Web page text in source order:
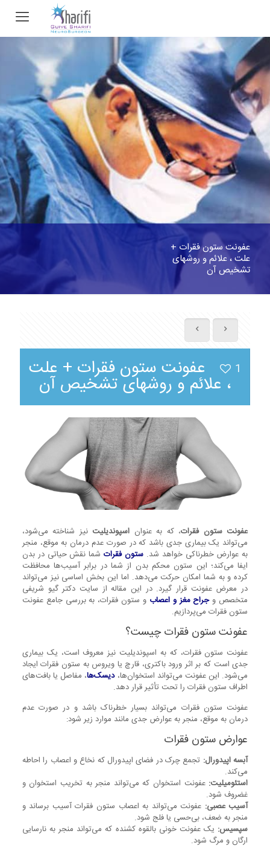
عفونت ستون فقرات +
علت ، علائم و روشهای
تشخیص آن
1 عفونت ستون فقرات + علت
، علائم و روشهای تشخیص آن
عفونت ستون فقرات، که به عنوان اسپوندیلیت نیز شناخته می‌شود،
می‌تواند یک بیماری جدی باشد که در صورت عدم درمان به موقع، منجر
به عوارض خطرناکی خواهد شد.ستون فقراتشما نقش حیاتی در بدن
ایفا می‌کند؛ این ستون محکم بدن از شما در برابر آسیب‌ها محافظت
کرده و به شما امکان حرکت می‌دهد. اما این بخش اساسی نیز می‌تواند
در معرض عفونت قرار گیرد. در این مقاله از سایت دکتر گیو شریفی
متخصص وجراح مغز و اعصاب و ستون فقرات، به بررسی جامع عفونت
ستون فقرات می‌پردازیم.
عفونت ستون فقرات چیست؟
عفونت ستون فقرات، که به اسپوندیلیت نیز معروف است، یک بیماری
جدی است که بر اثر ورود باکتری، قارچ یا ویروس به ستون فقرات ایجاد
می‌شود. این عفونت می‌تواند استخوان‌ها،دیسک‌ها، مفاصل یا بافت‌های
اطراف ستون فقرات را تحت تأثیر قرار دهد.
عفونت ستون فقرات می‌تواند بسیار خطرناک باشد و در صورت عدم
درمان به موقع، منجر به عوارض جدی مانند موارد زیر شود:
عوارض ستون فقرات
آبسه اپیدورال: تجمع چرک در فضای اپیدورال که نخاع و اعصاب را احاطه
می‌کند.
استئومیلیت: عفونت استخوان که می‌تواند منجر به تخریب استخوان و
غضروف شود.
آسیب عصبی: عفونت می‌تواند به اعصاب ستون فقرات آسیب برساند و
منجر به ضعف، بی‌حسی یا فلج شود.
سپسیس: یک عفونت خونی بالقوه کشنده که می‌تواند منجر به نارسایی
ارگان و مرگ شود.